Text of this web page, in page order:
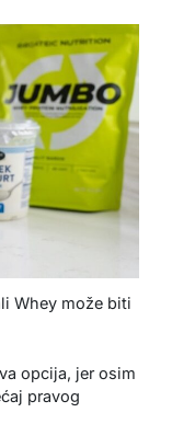
Whey može biti
opcija, jer osim
pravog